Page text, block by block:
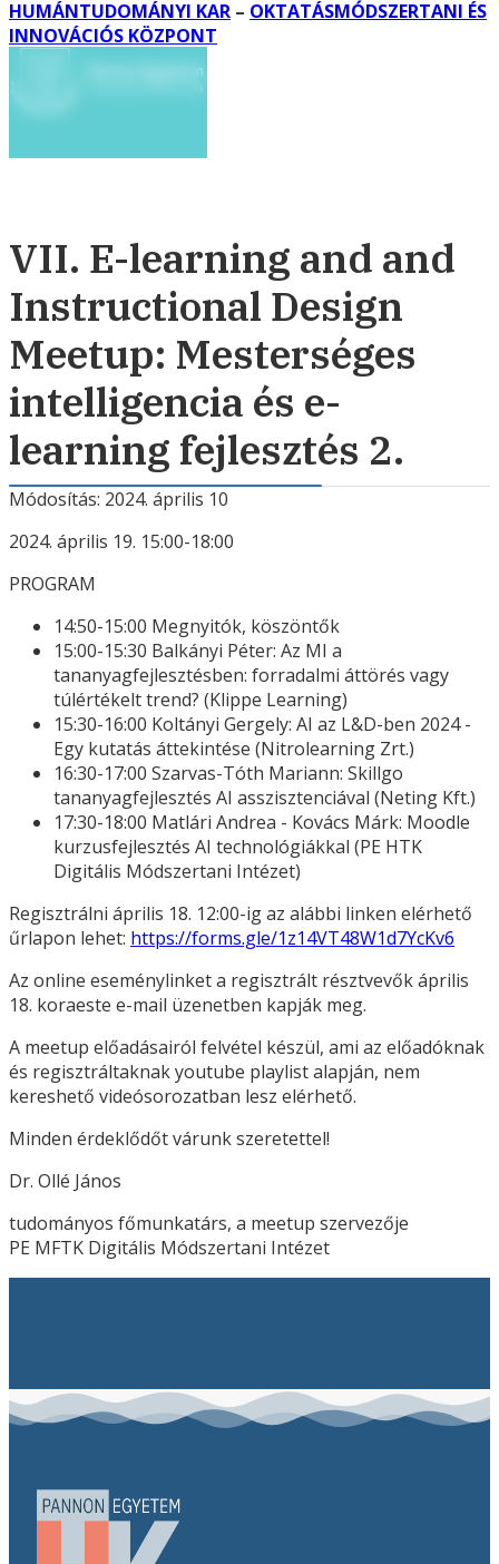
HUMÁNTUDOMÁNYI KAR – OKTATÁSMÓDSZERTANI ÉS
INNOVÁCIÓS KÖZPONT
VII. E-learning and and
Instructional Design
Meetup: Mesterséges
intelligencia és e-
learning fejlesztés 2.
Módosítás: 2024. április 10
2024. április 19. 15:00-18:00
PROGRAM
14:50-15:00 Megnyitók, köszöntők
15:00-15:30 Balkányi Péter: Az MI a
tananyagfejlesztésben: forradalmi áttörés vagy
túlértékelt trend? (Klippe Learning)
15:30-16:00 Koltányi Gergely: AI az L&D-ben 2024 -
Egy kutatás áttekintése (Nitrolearning Zrt.)
16:30-17:00 Szarvas-Tóth Mariann: Skillgo
tananyagfejlesztés AI asszisztenciával (Neting Kft.)
17:30-18:00 Matlári Andrea - Kovács Márk: Moodle
kurzusfejlesztés AI technológiákkal (PE HTK
Digitális Módszertani Intézet)
Regisztrálni április 18. 12:00-ig az alábbi linken elérhető
űrlapon lehet: https://forms.gle/1z14VT48W1d7YcKv6
Az online eseménylinket a regisztrált résztvevők április
18. koraeste e-mail üzenetben kapják meg.
A meetup előadásairól felvétel készül, ami az előadóknak
és regisztráltaknak youtube playlist alapján, nem
kereshető videósorozatban lesz elérhető.
Minden érdeklődőt várunk szeretettel!
Dr. Ollé János
tudományos főmunkatárs, a meetup szervezője
PE MFTK Digitális Módszertani Intézet